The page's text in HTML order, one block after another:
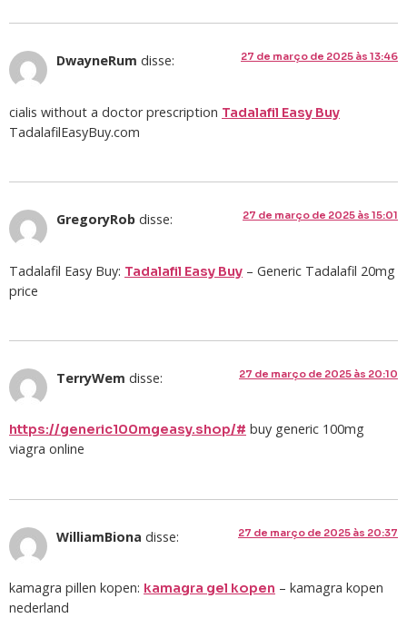
DwayneRum disse: 27 de março de 2025 às 13:46
cialis without a doctor prescription Tadalafil Easy Buy
TadalafilEasyBuy.com
GregoryRob disse: 27 de março de 2025 às 15:01
Tadalafil Easy Buy: Tadalafil Easy Buy – Generic Tadalafil 20mg
price
TerryWem disse: 27 de março de 2025 às 20:10
https://generic100mgeasy.shop/# buy generic 100mg
viagra online
WilliamBiona disse: 27 de março de 2025 às 20:37
kamagra pillen kopen: kamagra gel kopen – kamagra kopen
nederland